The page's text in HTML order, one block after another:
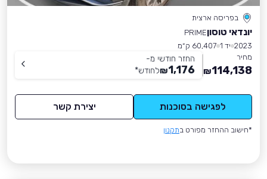
בפריסה ארצית
יונדאי טוסוןPRIME
2023 יד 1
60,407 ק״מ
מחיר
114,138
₪
החזר חודשי מ-
1,176
₪לחודש*
לפגישה בסוכנות יצירת קשר
*חישוב ההחזר מפורט בתקנון